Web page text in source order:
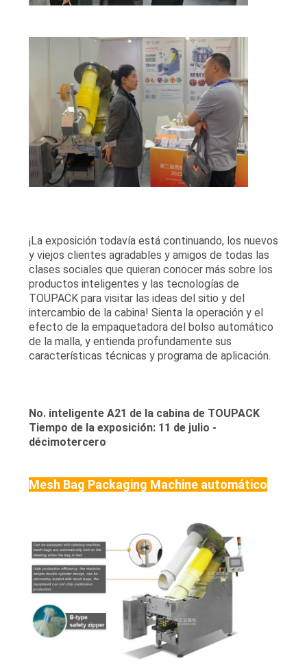
¡La exposición todavía está continuando, los nuevos
y viejos clientes agradables y amigos de todas las
clases sociales que quieran conocer más sobre los
productos inteligentes y las tecnologías de
TOUPACK para visitar las ideas del sitio y del
intercambio de la cabina! Sienta la operación y el
efecto de la empaquetadora del bolso automático
de la malla, y entienda profundamente sus
características técnicas y programa de aplicación.
No. inteligente A21 de la cabina de TOUPACK
Tiempo de la exposición: 11 de julio -
décimotercero
Mesh Bag Packaging Machine automático